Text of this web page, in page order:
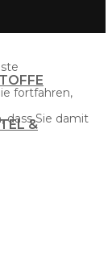
&
fortfahren,
dass Sie damit